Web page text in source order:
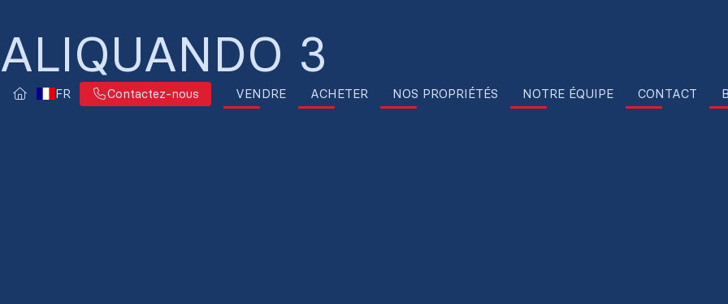
ALIQUANDO 3
FR Contactez-nous VENDRE ACHETER NOS PROPRIÉTÉS NOTRE ÉQUIPE CONTACT